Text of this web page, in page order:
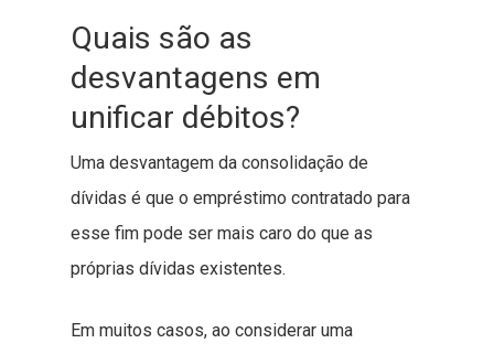
Quais são as
desvantagens em
unificar débitos?
Uma desvantagem da consolidação de
dívidas é que o empréstimo contratado para
esse fim pode ser mais caro do que as
próprias dívidas existentes.
Em muitos casos, ao considerar uma